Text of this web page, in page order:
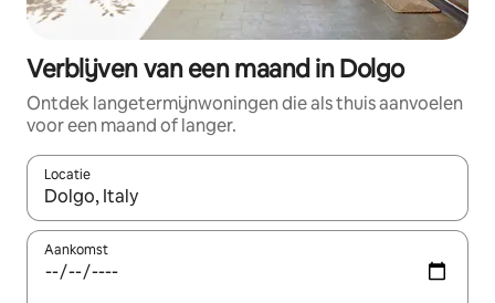
Verblijven van een maand in Dolgo
Ontdek langetermijnwoningen die als thuis aanvoelen
voor een maand of langer.
Locatie
Wanneer er resultaten beschikbaar zijn, maak je een keuze
Aankomst